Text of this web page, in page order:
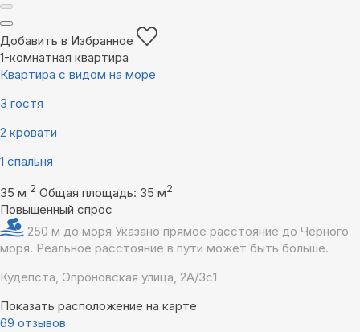
Добавить в Избранное
1-комнатная квартира
Квартира с видом на море
3 гостя
2 кровати
1 спальня
35 м 2 Общая площадь: 35 м2
Повышенный спрос
250 м до моря Указано прямое расстояние до Чёрного
моря. Реальное расстояние в пути может быть больше.
Кудепста, Эпроновская улица, 2А/3с1
Показать расположение на карте
69 отзывов